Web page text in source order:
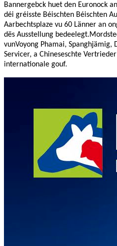
Bannergebck huet den Euronock
déi gréisste Béischten Béischten
Aarbechtsplaze vu 60 Länner an
dës Ausstellung bedeelegt.
vunVoyong Phamai, Spanghjämig,
Servicer, a Chineseschte
internationale gouf.